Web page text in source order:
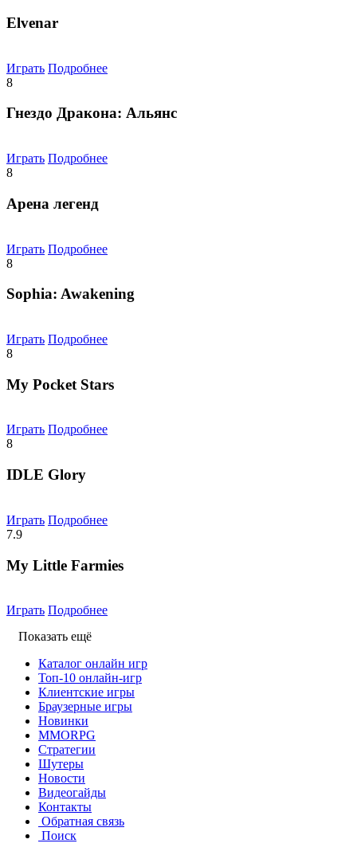
Elvenar
Играть Подробнее
8
Гнездо Дракона: Альянс
Играть Подробнее
8
Арена легенд
Играть Подробнее
8
Sophia: Awakening
Играть Подробнее
8
My Pocket Stars
Играть Подробнее
8
IDLE Glory
Играть Подробнее
7.9
My Little Farmies
Играть Подробнее
Показать ещё
Каталог онлайн игр
Топ-10 онлайн-игр
Клиентские игры
Браузерные игры
Новинки
MMORPG
Стратегии
Шутеры
Новости
Видеогайды
Контакты
Обратная связь
Поиск